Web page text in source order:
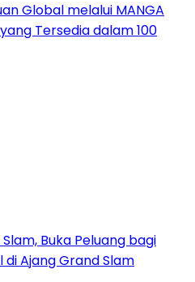
Global melalui MANGA
Tersedia dalam 100
Buka Peluang bagi
Ajang Grand Slam